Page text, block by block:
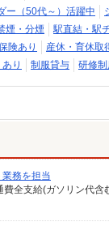
ー（50代～）活躍中
煙・分煙 駅直結・駅
険あり 産休・育休取
り
制服貸与 研修制
務を担当
全支給(ガソリン代含